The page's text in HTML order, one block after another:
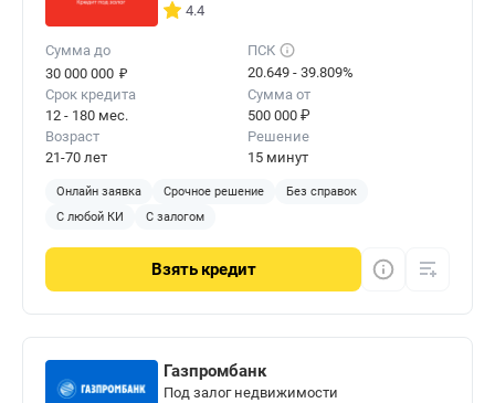
4.4
Сумма до
30 000 000 ₽
ПСК
20.649 - 39.809%
Срок кредита
12 - 180 мес.
Сумма от
500 000 ₽
Возраст
21-70 лет
Решение
15 минут
Онлайн заявка Срочное решение
Без справок
С любой КИ
С залогом
Взять кредит
Газпромбанк
Под залог недвижимости